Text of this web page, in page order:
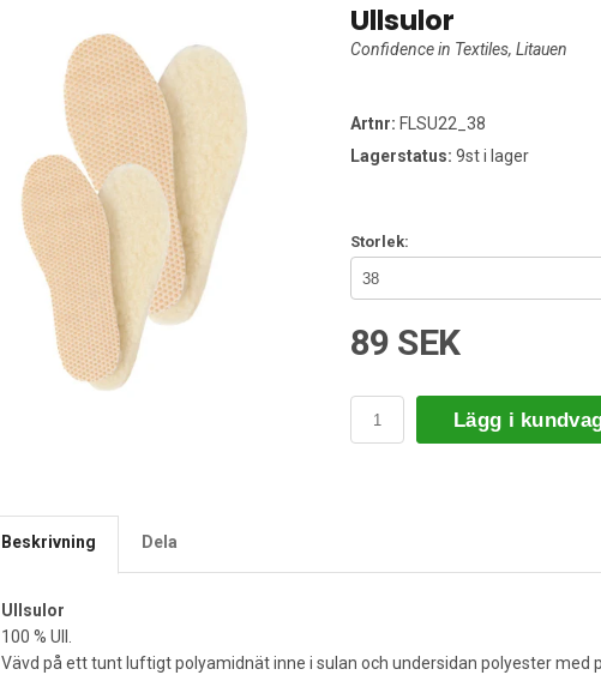
Ullsulor
Confidence in Textiles, Litauen
Artnr: FLSU22_38
Lagerstatus: 9st i lager
Storlek:
89 SEK
Lägg i
Beskrivning Dela
Ullsulor
100 % Ull.
Vävd på ett tunt luftigt polyamidnät inne i sulan och undersidan polyester med